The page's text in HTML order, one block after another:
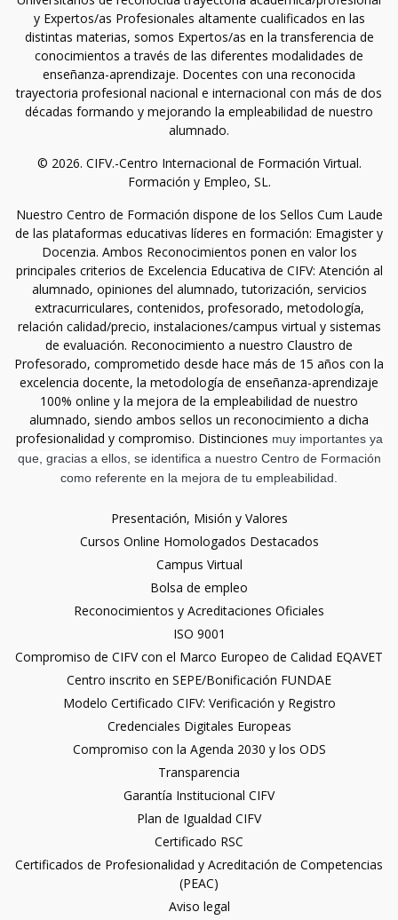
y Expertos/as Profesionales altamente cualificados en las
distintas materias, somos Expertos/as en la transferencia de
conocimientos a través de las diferentes modalidades de
enseñanza-aprendizaje. Docentes con una reconocida
trayectoria profesional nacional e internacional con más de dos
décadas formando y mejorando la empleabilidad de nuestro
alumnado.
© 2026. CIFV.-Centro Internacional de Formación Virtual.
Formación y Empleo, SL.
Nuestro Centro de Formación dispone de los Sellos Cum Laude
de las plataformas educativas líderes en formación: Emagister y
Docenzia. Ambos Reconocimientos ponen en valor los
principales criterios de Excelencia Educativa de CIFV: Atención al
alumnado, opiniones del alumnado, tutorización, servicios
extracurriculares, contenidos, profesorado, metodología,
relación calidad/precio, instalaciones/campus virtual y sistemas
de evaluación. Reconocimiento a nuestro Claustro de
Profesorado, comprometido desde hace más de 15 años con la
excelencia docente, la metodología de enseñanza-aprendizaje
100% online y la mejora de la empleabilidad de nuestro
alumnado, siendo ambos sellos un reconocimiento a dicha
profesionalidad y compromiso. Distinciones muy importantes ya
que, gracias a ellos, se identifica a nuestro Centro de Formación
como referente en la mejora de tu empleabilidad.
Presentación, Misión y Valores
Cursos Online Homologados Destacados
Campus Virtual
Bolsa de empleo
Reconocimientos y Acreditaciones Oficiales
ISO 9001
Compromiso de CIFV con el Marco Europeo de Calidad EQAVET
Centro inscrito en SEPE/Bonificación FUNDAE
Modelo Certificado CIFV: Verificación y Registro
Credenciales Digitales Europeas
Compromiso con la Agenda 2030 y los ODS
Transparencia
Garantía Institucional CIFV
Plan de Igualdad CIFV
Certificado RSC
Certificados de Profesionalidad y Acreditación de Competencias
(PEAC)
Aviso legal